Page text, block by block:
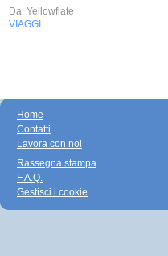
Da Yellowflate
VIAGGI
Home
Contatti
Lavora con noi
Rassegna stampa
F.A.Q.
Gestisci i cookie